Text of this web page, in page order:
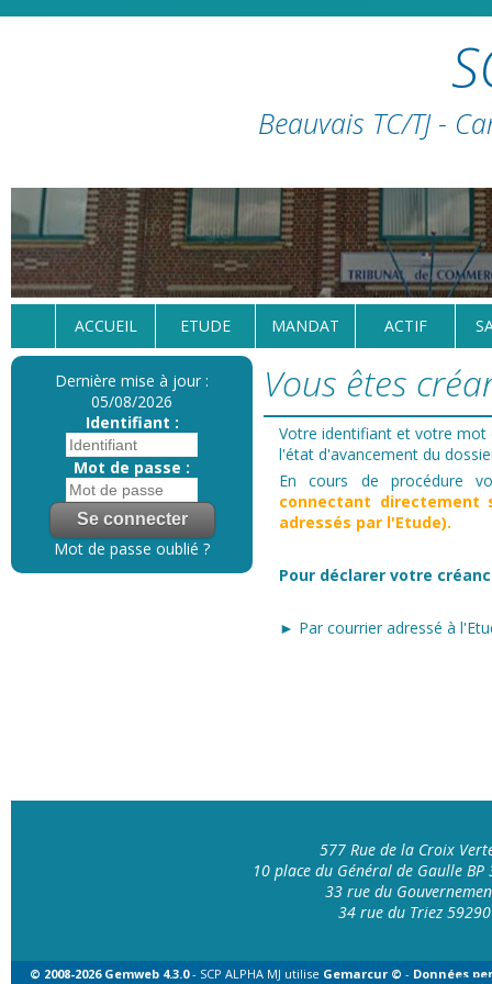
Beauvais TC/TJ -
ACCUEIL ETUDE MANDAT ACTIF
Dernière mise à jour :
05/08/2026
Identifiant :
Mot de passe :
Mot de passe oublié ?
Vous êtes
Votre identifiant et votre mot
l'état d'avancement du
En cours de procédure
connectant
adressés par l'Etude).
Pour déclarer votre
► Par courrier adressé à
577 Rue de la Croix
10 place du Général de Gaulle BP
33 rue du
34 rue du Triez 59290
© 2008-2026 Gemweb 4.3.0- SCP ALPHA MJ utilise Gemarcur © - Données